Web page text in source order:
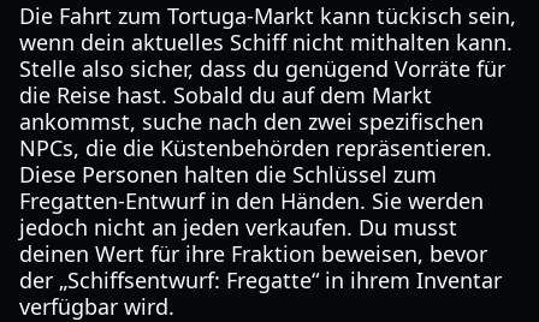
Die Fahrt zum Tortuga-Markt kann tückisch sein,
wenn dein aktuelles Schiff nicht mithalten kann.
Stelle also sicher, dass du genügend Vorräte für
die Reise hast. Sobald du auf dem Markt
ankommst, suche nach den zwei spezifischen
NPCs, die die Küstenbehörden repräsentieren.
Diese Personen halten die Schlüssel zum
Fregatten-Entwurf in den Händen. Sie werden
jedoch nicht an jeden verkaufen. Du musst
deinen Wert für ihre Fraktion beweisen, bevor
der „Schiffsentwurf: Fregatte“ in ihrem Inventar
verfügbar wird.